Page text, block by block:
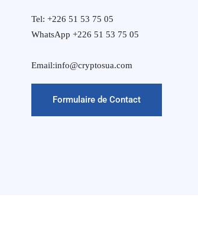
Tel: +226 51 53 75 05
WhatsApp +226 51 53 75 05
Email:info@cryptosua.com
Formulaire de Contact